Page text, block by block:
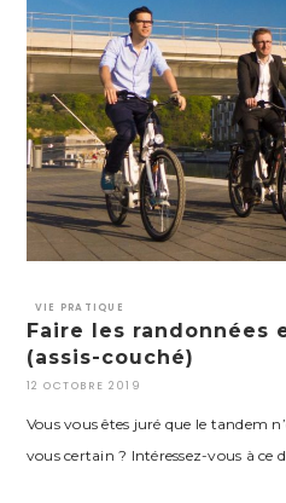
VIE PRATIQUE
Faire les randonnées
(assis-couché)
12 OCTOBRE 2019
Vous vous êtes juré que le tandem
vous certain ? Intéressez-vous à ce